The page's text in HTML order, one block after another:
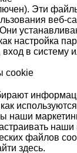
Эти
веб-
настройка
в систему
cookie
наши
файлов
здесь.